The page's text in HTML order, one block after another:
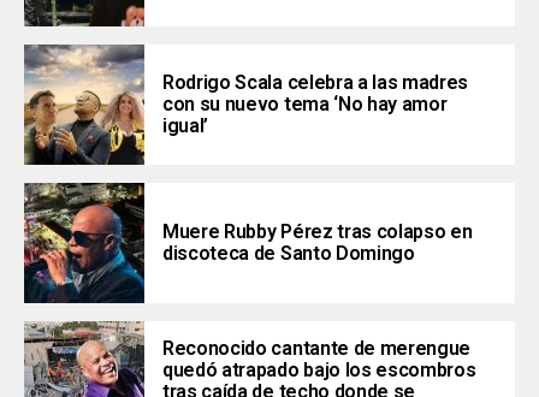
Rodrigo Scala celebra a las madres
con su nuevo tema ‘No hay amor
igual’
Muere Rubby Pérez tras colapso en
discoteca de Santo Domingo
Reconocido cantante de merengue
quedó atrapado bajo los escombros
tras caída de techo donde se